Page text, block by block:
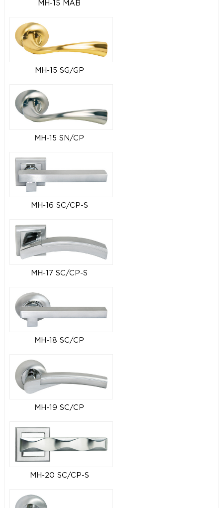
MH-15 MAB
MH-15 SG/GP
MH-15 SN/CP
MH-16 SC/CP-S
MH-17 SC/CP-S
MH-18 SC/CP
MH-19 SC/CP
MH-20 SC/CP-S